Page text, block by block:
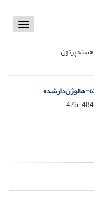
Toggle
پرتون
484-475